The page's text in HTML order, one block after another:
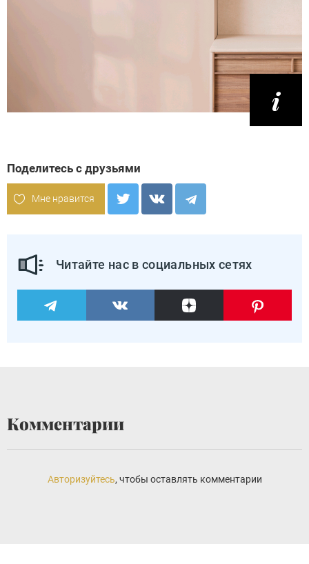
Поделитесь с друзьями
Мне нравится
Читайте нас в социальных сетях
Комментарии
Авторизуйтесь, чтобы оставлять комментарии